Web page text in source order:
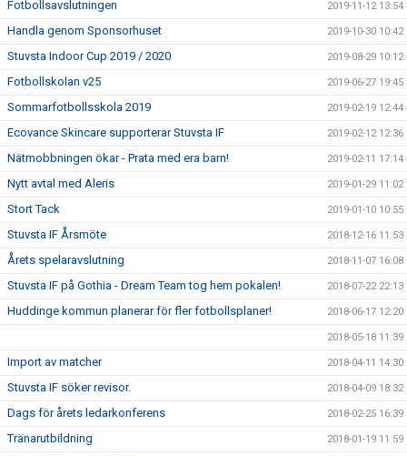
Fotbollsavslutningen 2019-11-12 13:54
Handla genom Sponsorhuset 2019-10-30 10:42
Stuvsta Indoor Cup 2019 / 2020 2019-08-29 10:12
Fotbollskolan v25 2019-06-27 19:45
Sommarfotbollsskola 2019 2019-02-19 12:44
Ecovance Skincare supporterar Stuvsta IF 2019-02-12 12:36
Nätmobbningen ökar - Prata med era barn! 2019-02-11 17:14
Nytt avtal med Aleris 2019-01-29 11:02
Stort Tack 2019-01-10 10:55
Stuvsta IF Årsmöte 2018-12-16 11:53
Årets spelaravslutning 2018-11-07 16:08
Stuvsta IF på Gothia - Dream Team tog hem pokalen! 2018-07-22 22:13
Huddinge kommun planerar för fler fotbollsplaner! 2018-06-17 12:20
2018-05-18 11:39
Import av matcher 2018-04-11 14:30
Stuvsta IF söker revisor. 2018-04-09 18:32
Dags för årets ledarkonferens 2018-02-25 16:39
Tränarutbildning 2018-01-19 11:59